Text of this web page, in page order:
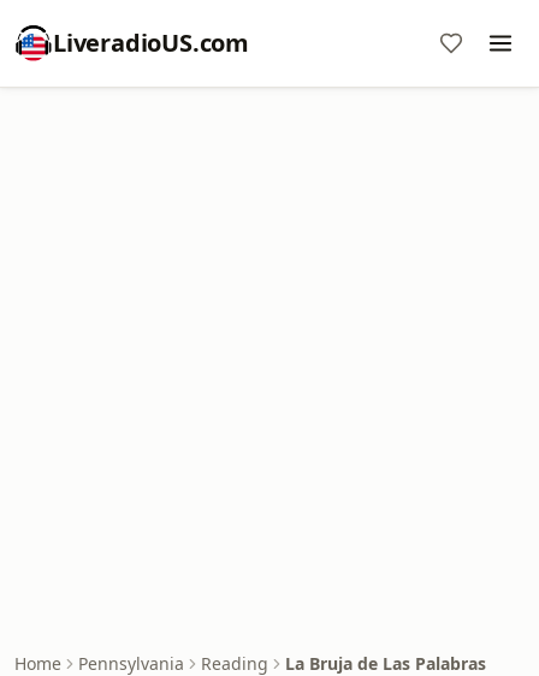
LiveradioUS.com
Home Pennsylvania Reading La Bruja de Las Palabras